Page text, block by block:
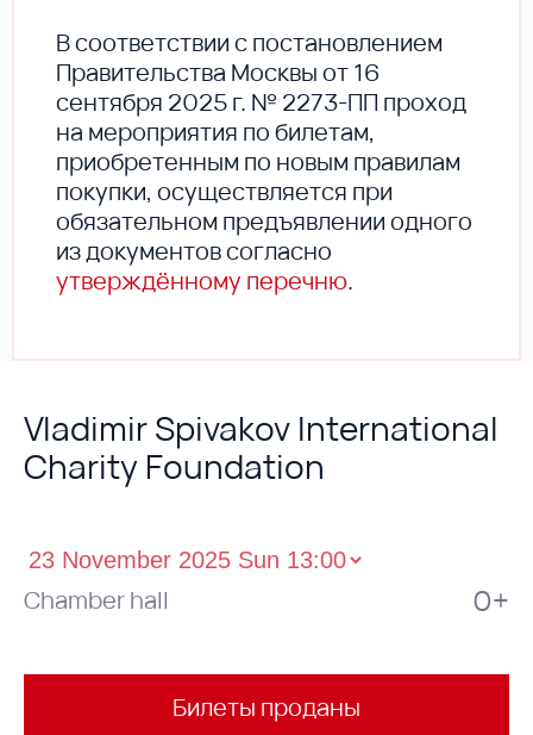
В соответствии с постановлением
Правительства Москвы от 16
сентября 2025 г. № 2273-ПП проход
на мероприятия по билетам,
приобретенным по новым правилам
покупки, осуществляется при
обязательном предъявлении одного
из документов согласно
утверждённому перечню.
Vladimir Spivakov International
Charity Foundation
Chamber hall 0+
Билеты проданы